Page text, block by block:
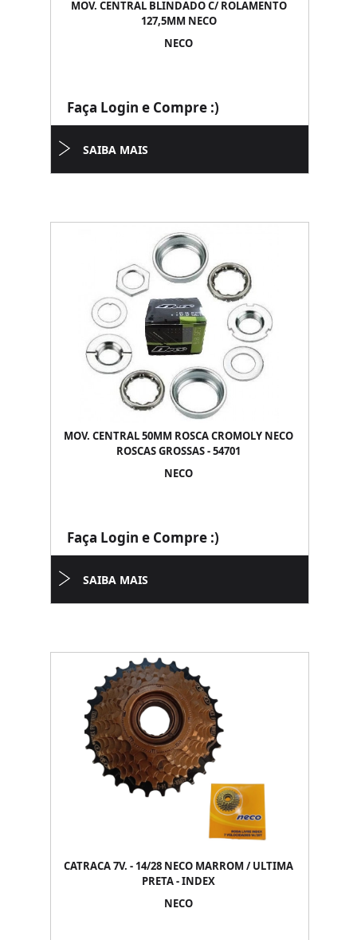
MOV. CENTRAL BLINDADO C/ ROLAMENTO
127,5MM NECO
NECO
Faça Login e Compre :)
SAIBA MAIS
MOV. CENTRAL 50MM ROSCA CROMOLY NECO
ROSCAS GROSSAS - 54701
NECO
Faça Login e Compre :)
SAIBA MAIS
CATRACA 7V. - 14/28 NECO MARROM / ULTIMA
PRETA - INDEX
NECO